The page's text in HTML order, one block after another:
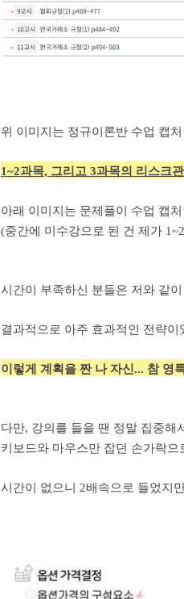
위 이미지는 정규이론반 수업 캡
1~2과목, 그리고 3과목의 리스크
아래 이미지는 문제풀이 수업 캡
(중간에 미수강으로 된 건 제가
시간이 부족하신 분들은 저와 같
결과적으로 아주 효과적인 전략이
이렇게 계획을 짠 나 자신... 참 영
다만, 강의를 들을 땐 정말 집중해
키보드와 마우스만 잡던 손가락
시간이 없으니 2배속으로 들었지